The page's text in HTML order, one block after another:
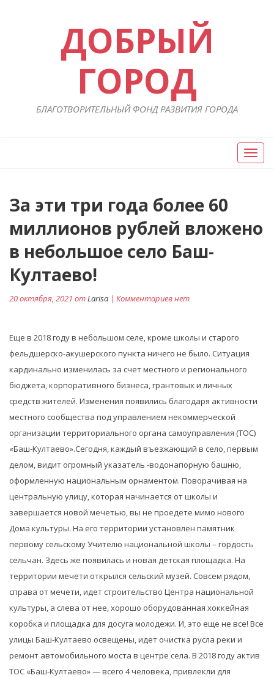
ДОБРЫЙ
ГОРОД
БЛАГОТВОРИТЕЛЬНЫЙ ФОНД РАЗВИТИЯ ГОРОДА
Вкл/
Выкл
За эти три года более 60
миллионов рублей вложено
в небольшое село Баш-
Култаево!
20 октября, 2021 отLarisa | Комментариев нет
Еще в 2018 году в небольшом селе, кроме школы и старого
фельдшерско-акушерского пункта ничего не было. Ситуация
кардинально изменилась за счет местного и регионального
бюджета, корпоративного бизнеса, грантовых и личных
средств жителей. Изменения появились благодаря активности
местного сообщества под управлением некоммерческой
организации территориального органа самоуправления (ТОС)
«Баш-Култаево».Сегодня, каждый въезжающий в село, первым
делом, видит огромный указатель -водонапорную башню,
оформленную национальным орнаментом. Поворачивая на
центральную улицу, которая начинается от школы и
завершается новой мечетью, вы не проедете мимо нового
Дома культуры. На его территории установлен памятник
первому сельскому Учителю национальной школы – гордость
сельчан. Здесь же появилась и новая детская площадка. На
территории мечети открылся сельский музей. Совсем рядом,
справа от мечети, идет строительство Центра национальной
культуры, а слева от нее, хорошо оборудованная хоккейная
коробка и площадка для досуга молодежи. И, это еще не все! Все
улицы Баш-Култаево освещены, идет очистка русла реки и
ремонт автомобильного моста в центре села. В 2018 году актив
ТОС «Баш-Култаево» — всего 4 человека, привлекли для
Навигация
по
записям